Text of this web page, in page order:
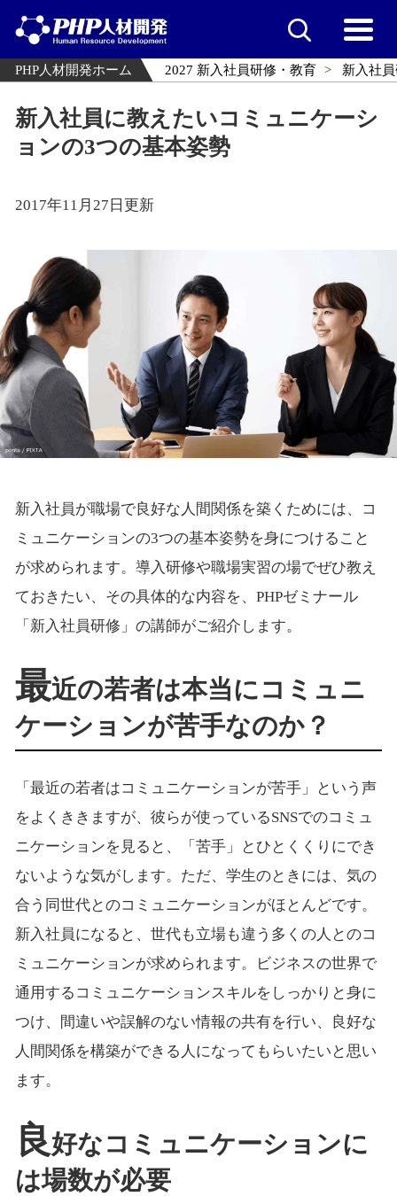
PHP人材開発ホーム 2027 新入社員研修・教育 新入社
新入社員に教えたいコミュニケーシ
ョンの3つの基本姿勢
2017年11月27日更新
新入社員が職場で良好な人間関係を築くためには、コ
ミュニケーションの3つの基本姿勢を身につけること
が求められます。導入研修や職場実習の場でぜひ教え
ておきたい、その具体的な内容を、PHPゼミナール
「新入社員研修」の講師がご紹介します。
最近の若者は本当にコミュニ
ケーションが苦手なのか？
「最近の若者はコミュニケーションが苦手」という声
をよくききますが、彼らが使っているSNSでのコミュ
ニケーションを見ると、「苦手」とひとくくりにでき
ないような気がします。ただ、学生のときには、気の
合う同世代とのコミュニケーションがほとんどです。
新入社員になると、世代も立場も違う多くの人とのコ
ミュニケーションが求められます。ビジネスの世界で
通用するコミュニケーションスキルをしっかりと身に
つけ、間違いや誤解のない情報の共有を行い、良好な
人間関係を構築ができる人になってもらいたいと思い
ます。
良好なコミュニケーションに
は場数が必要